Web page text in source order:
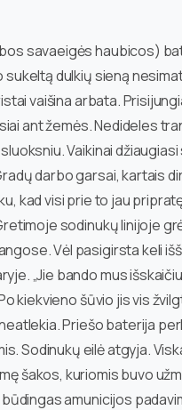
savaeigės haubicos)
dulkių sieną
vaišina arbata.
ant žemės. Nedideles
Vaikinai
darbo garsai, kartais
kad visi prie to jau
sodinukų linijoje
Vėl pasigirsta keli
„Jie bando mus
kiekvieno šūvio jis vis
Priešo baterija
Sodinukų eilė atgyja.
šakos, kuriomis buvo
amunicijos